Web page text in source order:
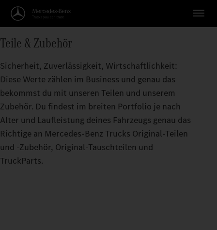
Teile & Zubehör
Sicherheit, Zuverlässigkeit, Wirtschaftlichkeit:
Diese Werte zählen im Business und genau das
bekommst du mit unseren Teilen und unserem
Zubehör. Du findest im breiten Portfolio je nach
Alter und Laufleistung deines Fahrzeugs genau das
Richtige an Mercedes‑Benz Trucks Original‑Teilen
und -Zubehör, Original‑Tauschteilen und
TruckParts.